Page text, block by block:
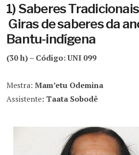
1) Saberes
Giras de saberes da
Bantu-indígena
(30 h) – Código: UNI 099
Mestra:Mam’etu Odemina
Assistente: Taata Sobodê